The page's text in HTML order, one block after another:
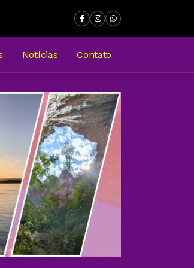
Notícias Contato